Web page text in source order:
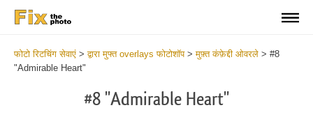
फोटो रिटचिंग सेवाएं >द्वारा मुफ्त overlays फोटोशॉप>मुफ़्त कंफ़ेद्दी ओवरले > #8
"Admirable Heart"
#8 "Admirable Heart"